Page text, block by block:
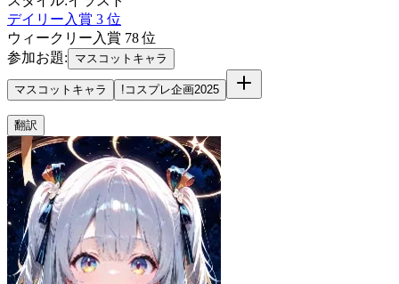
デイリー入賞 3 位
ウィークリー入賞 78 位
参加お題: マスコットキャラ
マスコットキャラ !コスプレ企画2025
翻訳